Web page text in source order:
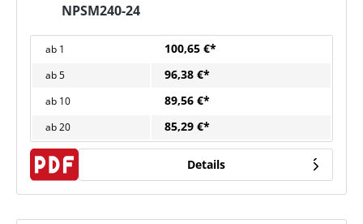
NPSM240-24
ab 1 100,65 €*
ab5 96,38 €*
ab 10 89,56 €*
ab20 85,29 €*
Details